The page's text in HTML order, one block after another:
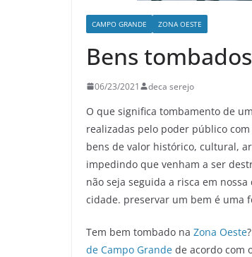
CAMPO GRANDE ZONA OESTE
Bens
06/23/2021 deca serejo
O que significa tombamento de
realizadas pelo poder público
bens de valor histórico, cultural,
impedindo que venham a ser
não seja seguida a risca em
cidade. preservar um bem é uma
Tem bem tombado na Zona Oeste
de Campo Grande de acordo com